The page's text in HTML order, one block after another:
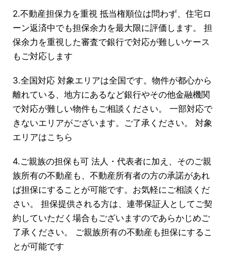
2.不動産担保力を重視 抵当権順位は問わず、住宅ロ
ーン返済中でも担保余力を最大限に評価します。 担
保余力を重視した審査で銀行で対応が難しいケース
もご対応します
3.全国対応 対象エリアは全国です。物件が都心から
離れている、地方にあるなど銀行やその他金融機関
で対応が難しい物件もご相談ください。 一部対応で
きないエリアがございます。ご了承ください。 対象
エリアはこちら
4.ご親族の担保も可 法人・代表者に加え、そのご親
族所有の不動産も、不動産所有者の方の承諾があれ
ば担保にすることが可能です。お気軽にご相談くだ
さい。 担保提供される方は、連帯保証人としてご契
約していただく場合もございますのであらかじめご
了承ください。 ご親族所有の不動産も担保にするこ
とが可能です